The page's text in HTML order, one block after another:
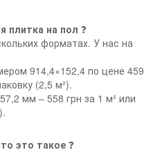
плитка на пол ❓
форматах. У нас на
914,4×152,4 по цене 459
(2,5 м²).
мм – 558 грн за 1 м² или
это такое ❓